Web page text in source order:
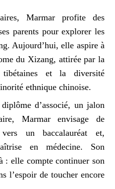
Marmar profite des
parents pour explorer les
Aujourd’hui, elle aspire à
du Xizang, attirée par la
tibétaines et la diversité
ethnique chinoise.
d’associé, un jalon
Marmar envisage de
un baccalauréat et,
en médecine. Son
: elle compte continuer son
l’espoir de toucher encore